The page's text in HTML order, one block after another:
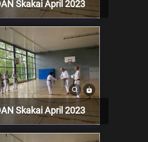
DAN Skakai April 2023
DAN Skakai April 2023